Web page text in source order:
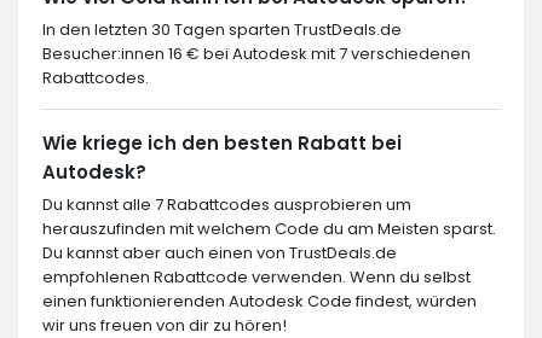
In den letzten 30 Tagen sparten TrustDeals.de
Besucher:innen 16 € bei Autodesk mit 7 verschiedenen
Rabattcodes.
Wie kriege ich den besten Rabatt bei
Autodesk?
Du kannst alle 7 Rabattcodes ausprobieren um
herauszufinden mit welchem Code du am Meisten sparst.
Du kannst aber auch einen von TrustDeals.de
empfohlenen Rabattcode verwenden. Wenn du selbst
einen funktionierenden Autodesk Code findest, würden
wir uns freuen von dir zu hören!